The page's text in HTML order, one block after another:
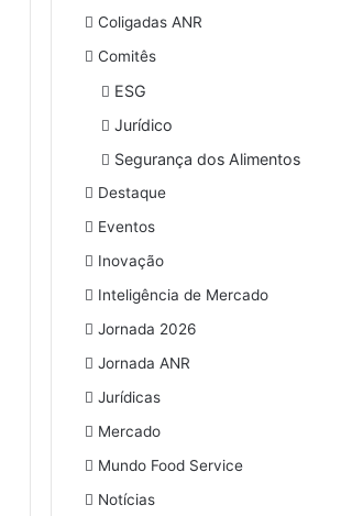
Coligadas ANR
Comitês
ESG
Jurídico
Segurança dos Alimentos
Destaque
Eventos
Inovação
Inteligência de Mercado
Jornada 2026
Jornada ANR
Jurídicas
Mercado
Mundo Food Service
Notícias